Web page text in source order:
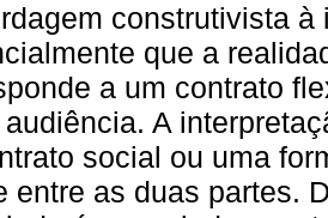
construtivista
que a
a um contrato
A
social ou uma
entre as duas partes.